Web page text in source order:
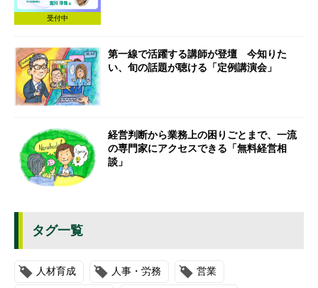
受付中
第一線で活躍する講師が登壇 今知りた
い、旬の話題が聴ける「定例講演会」
経営判断から業務上の困りごとまで、一流
の専門家にアクセスできる「無料経営相
談」
タグ一覧
人材育成 人事・労務 営業